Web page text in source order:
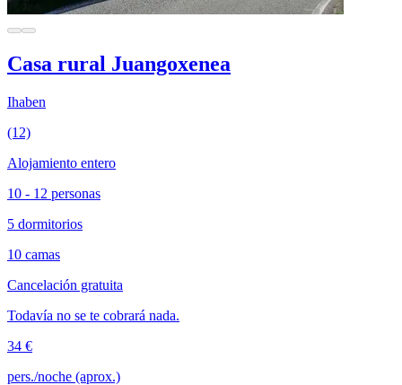
Casa rural Juangoxenea
Ihaben
(12)
Alojamiento entero
10 - 12 personas
5 dormitorios
10 camas
Cancelación gratuita
Todavía no se te cobrará nada.
34 €
pers./noche (aprox.)